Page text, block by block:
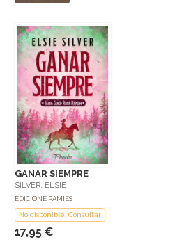
GANAR SIEMPRE
SILVER, ELSIE
EDICIONE PAMIES
No disponible: Consultar
17,95 €